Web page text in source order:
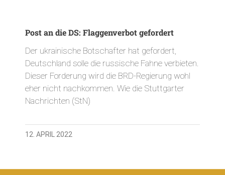
Post an die DS: Flaggenverbot gefordert
Der ukrainische Botschafter hat gefordert,
Deutschland solle die russische Fahne verbieten.
Dieser Forderung wird die BRD-Regierung wohl
eher nicht nachkommen. Wie die Stuttgarter
Nachrichten (StN)
12. APRIL 2022